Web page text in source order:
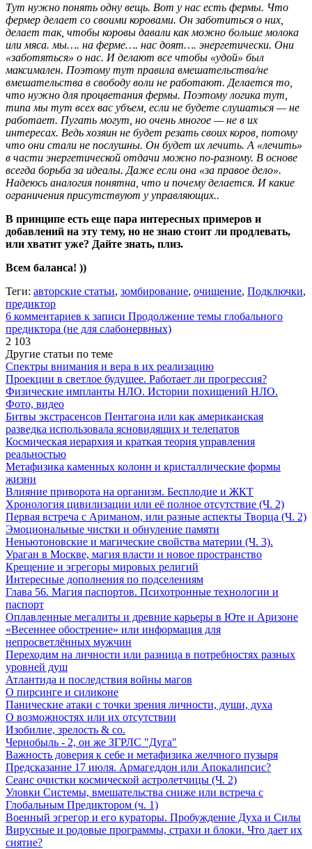
Тут нужно понять одну вещь. Вот у нас есть фермы. Что
фермер делает со своими коровами. Он заботиться о них,
делает так, чтобы коровы давали как можно больше молока
или мяса. мы…. на ферме…. нас доят…. энергетически. Они
«заботяться» о нас. И делают все чтобы «удой» был
максимален. Поэтому тут правила вмешательства/не
вмешательства в свободу воли не работают. Делается то,
что нужно для процветания фермы. Поэтому логика тут,
типа мы тут всех вас убъем, если не будете слушаться — не
работает. Пугать могут, но очень многое — не в их
интересах. Ведь хозяин не будет резать своих коров, потому
что они стали не послушны. Он будет их лечить. А «лечить»
в части энергетической отдачи можно по-разному. В основе
всегда борьба за идеалы. Даже если она «за правое дело».
Надеюсь аналогия понятна, что и почему делается. И какие
ограничения присутствуют у управляющих..
В принципе есть еще пара интересных примеров и
добавлений на эту тему, но не знаю стоит ли продлевать,
или хватит уже? Дайте знать, плиз.
Всем баланса! ))
Теги: авторские статьи, зомбирование, очищение, Подключки,
предиктор
6 комментариев к записи Продолжение темы глобального
предиктора (не для слабонервных)
2 103
Другие статьи по теме
Спектры внимания и вера в их реализацию
Проекции в светлое будущее. Работает ли прогрессия?
Физические импланты НЛО. Истории похищений НЛО.
Фото, видео
Битвы экстрасенсов Пентагона или как американская
разведка использовала ясновидящих и телепатов
Космическая иерархия и краткая теория управления
реальностью
Метафизика каменных колонн и кристаллические формы
жизни
Влияние приворота на организм. Бесплодие и ЖКТ
Хронология цивилизации или её полное отсутствие (Ч. 2)
Первая встреча с Ариманом, или разные аспекты Творца (Ч. 2)
Эмоциональные чистки и обнуление памяти
Неньютоновские и магические свойства материи (Ч. 3).
Ураган в Москве, магия власти и новое пространство
Крещение и эгрегоры мировых религий
Интересные дополнения по подселениям
Глава 56. Магия паспортов. Психотронные технологии и
паспорт
Оплавленные мегалиты и древние карьеры в Юте и Аризоне
«Весеннее обострение» или информация для
непросветлённых мужчин
Переходим на личности или разница в потребностях разных
уровней душ
Атлантида и последствия войны магов
О пирсинге и силиконе
Панические атаки с точки зрения личности, души, духа
О возможностях или их отсутствии
Изобилие, зрелость & co.
Чернобыль - 2, он же ЗГРЛС "Дуга"
Важность доверия к себе и метафизика желчного пузыря
Предсказание 17 июля. Армагеддон или Апокалипсис?
Сеанс очистки космической астролетчицы (Ч. 2)
Уловки Системы, вмешательства сниже или встреча с
Глобальным Предиктором (ч. 1)
Военный эгрегор и его кураторы. Пробуждение Духа и Силы
Вирусные и родовые программы, страхи и блоки. Что дает их
снятие?